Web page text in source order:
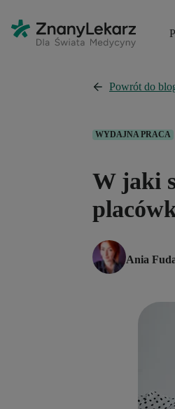
Powrót do
WYDAJNA PRACA
W jaki
Ania